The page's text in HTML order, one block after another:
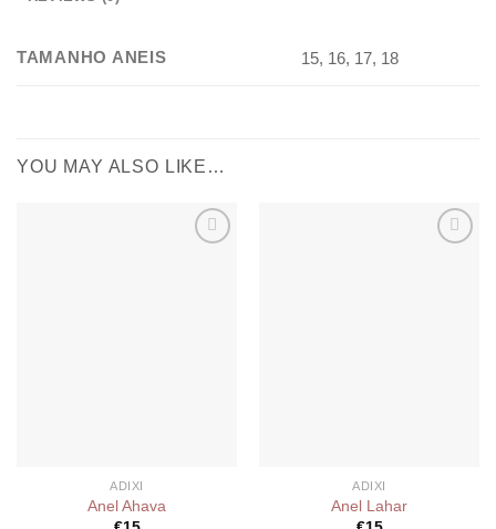
TAMANHO ANEIS 15, 16, 17, 18
YOU MAY ALSO LIKE…
ADIXI
Anel Ahava
ADIXI
Anel Lahar